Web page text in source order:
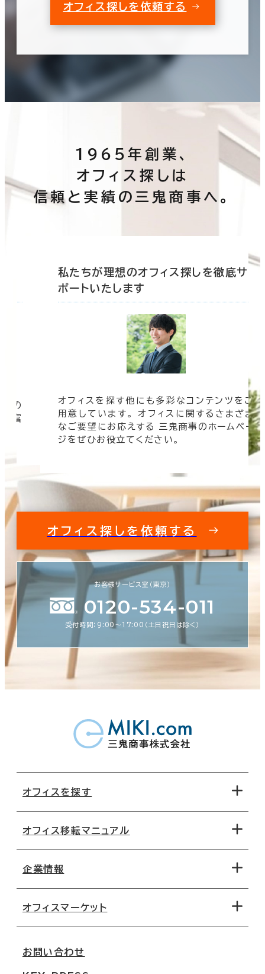
オフィス探しを依頼する
1965年創業、
オフィス探しは
信頼と実績の三鬼商事へ。
の
豊富
私たちが理想のオフィス探しを徹底サ
ポートいたします
オフィスを探す他にも多彩なコンテンツをご
用意しています。 オフィスに関するさまざま
なご要望にお応えする 三鬼商事のホームペー
ジをぜひお役立てください。
オフィス探しを依頼する
お客様サービス室（東京）
0120-534-011
受付時間：9:00〜17:00（土日祝日は除く）
オフィスを探す
地図から探す
路線・駅から探す
オフィス移転マニュアル
移転コストシミュレーション
移転スケジュール
オフィス移転Q&A
企業情報
オフィスマーケット
お問い合わせ